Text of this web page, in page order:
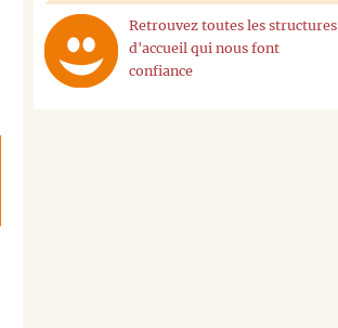
Retrouvez toutes les structures
d'accueil qui nous font
confiance